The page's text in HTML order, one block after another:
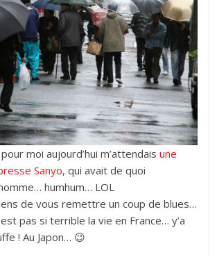
moi aujourd’hui m’attendaisune
Sanyo, qui avait de quoi
humhum… LOL
de vous remettre un coup de blues…
pas si terrible la vie en France… y’a
! Au Japon… 😉